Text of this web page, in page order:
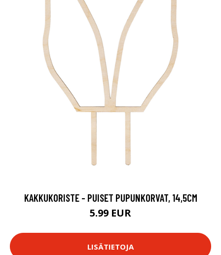
KAKKUKORISTE - PUISET PUPUNKORVAT, 14,5CM
5.99 EUR
LISÄTIETOJA